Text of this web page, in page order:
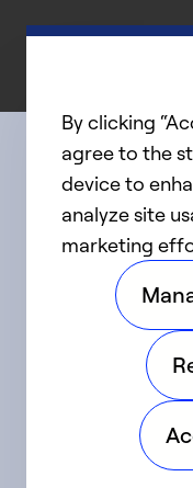
©2025
Accessibilité
Conditions
By clicking
agree to the
device to
analyze site
marketing